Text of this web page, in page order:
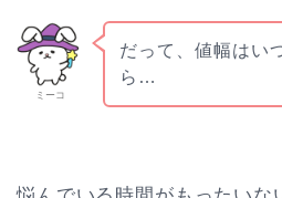
ミーコ
だって、値幅はい
ら…